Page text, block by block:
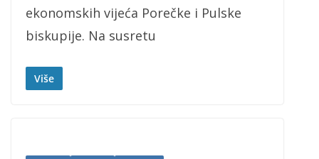
ekonomskih vijeća Porečke i Pulske
biskupije. Na susretu
Više